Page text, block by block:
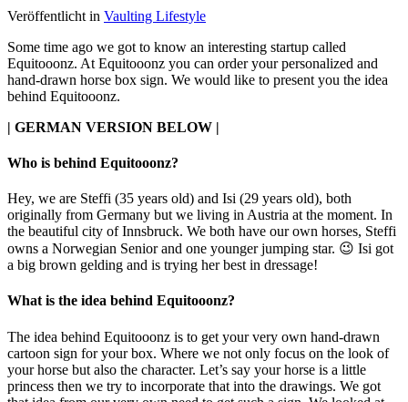
Veröffentlicht in Vaulting Lifestyle
Some time ago we got to know an interesting startup called
Equitooonz. At Equitooonz you can order your personalized and
hand-drawn horse box sign. We would like to present you the idea
behind Equitooonz.
| GERMAN VERSION BELOW |
Who is behind Equitooonz?
Hey, we are Steffi (35 years old) and Isi (29 years old), both
originally from Germany but we living in Austria at the moment. In
the beautiful city of Innsbruck. We both have our own horses, Steffi
owns a Norwegian Senior and one younger jumping star. 😉 Isi got
a big brown gelding and is trying her best in dressage!
What is the idea behind Equitooonz?
The idea behind Equitooonz is to get your very own hand-drawn
cartoon sign for your box. Where we not only focus on the look of
your horse but also the character. Let’s say your horse is a little
princess then we try to incorporate that into the drawings. We got